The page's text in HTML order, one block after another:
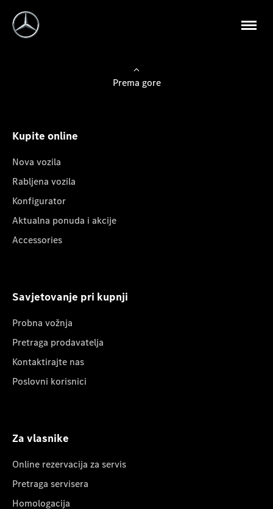
Prema gore
Kupite online
Nova vozila
Rabljena vozila
Konfigurator
Aktualna ponuda i akcije
Accessories
Savjetovanje pri kupnji
Probna vožnja
Pretraga prodavatelja
Kontaktirajte nas
Poslovni korisnici
Za vlasnike
Online rezervacija za servis
Pretraga servisera
Homologacija